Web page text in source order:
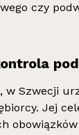
czy
w Szwecji
Jej